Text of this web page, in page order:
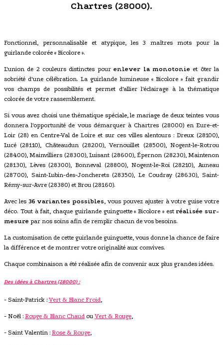
Chartres (28000).
Fonctionnel, personnalisable et atypique, les 3 maîtres mots pour la
guirlande colorée « Bicolore ».
L'union de 2 couleurs distinctes pourenlever la monotonieet ôter la
sobriété d'une célébration. La guirlande lumineuse « Bicolore » fait grandir
vos champs de possibilités et permet d'allier l'éclairage à la thématique
colorée de votre rassemblement.
Si vous avez choisi une thématique spéciale, le mariage de deux teintes vous
donnera l'opportunité de vous démarquer à Chartres (28000) en Eure-et-
Loir (28) en Centre-Val de Loire et sur ces villes alentours : Dreux (28100),
Lucé (28110), Châteaudun (28200), Vernouillet (28500), Nogent-le-Rotrou
(28400), Mainvilliers (28300), Luisant (28600), Épernon (28230), Maintenon
(28130), Lèves (28300), Bonneval (28800), Nogent-le-Roi (28210), Auneau
(28700), Saint-Lubin-des-Joncherets (28350), Le Coudray (28630), Saint-
Rémy-sur-Avre (28380) et Brou (28160).
Avec les 36 variantes possibles, vous pouvez ajuster à votre guise votre
déco. Tout à fait, chaque guirlande guinguette « Bicolore » est réalisée sur-
mesure par nos soins afin de remplir chacun de vos besoins.
La customisation de cette guirlande guinguette, vous donne la chance de faire
la différence et de montrer votre originalité aux convives.
Chaque combinaison a été réalisée afin de convenir aux plus grandes idées.
Des idées à Chartres (28000) :
- Saint-Patrick : Vert & Blanc Froid,
- Noël : Rouge & Blanc Chaud ou Vert & Rouge,
- Saint Valentin : Rose & Rouge,